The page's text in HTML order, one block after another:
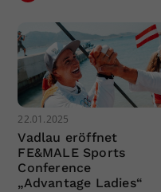
22.01.2025
Vadlau eröffnet
FE&MALE Sports
Conference
„Advantage Ladies“